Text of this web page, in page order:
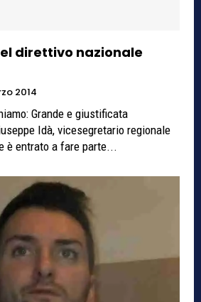
direttivo nazionale
2014
Grande e giustificata
Idà, vicesegretario regionale
è entrato a fare parte...